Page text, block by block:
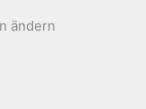
ändern